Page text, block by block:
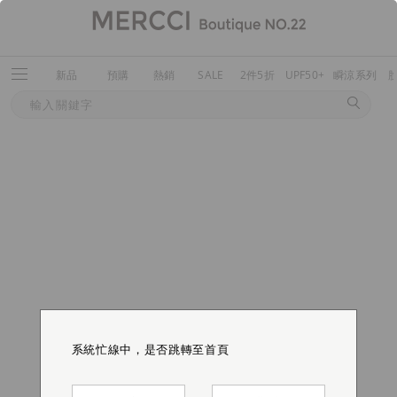
新品 預購 熱銷 SALE 2件5折 UPF50+ 瞬涼系列
系統忙線中，是否跳轉至首頁
系統忙線中，是否跳轉至首頁
系統忙線中，是否跳轉至首頁
系統忙線中，是否跳轉至首頁
系統忙線中，是否跳轉至首頁